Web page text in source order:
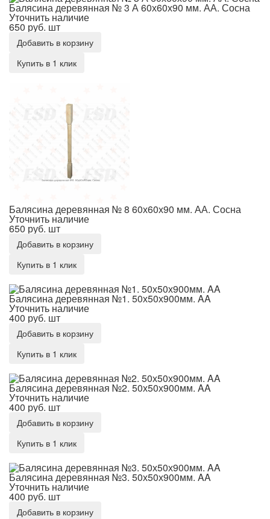
Балясина деревянная № 3 А 60х60х90 мм. АА. Сосна
Уточнить наличие
650 руб. шт
Добавить в корзину
Купить в 1 клик
Балясина деревянная № 8 60х60х90 мм. АА. Сосна
Уточнить наличие
650 руб. шт
Добавить в корзину
Купить в 1 клик
Балясина деревянная №1. 50х50х900мм. AA
Уточнить наличие
400 руб. шт
Добавить в корзину
Купить в 1 клик
Балясина деревянная №2. 50х50х900мм. AA
Уточнить наличие
400 руб. шт
Добавить в корзину
Купить в 1 клик
Балясина деревянная №3. 50х50х900мм. AA
Уточнить наличие
400 руб. шт
Добавить в корзину